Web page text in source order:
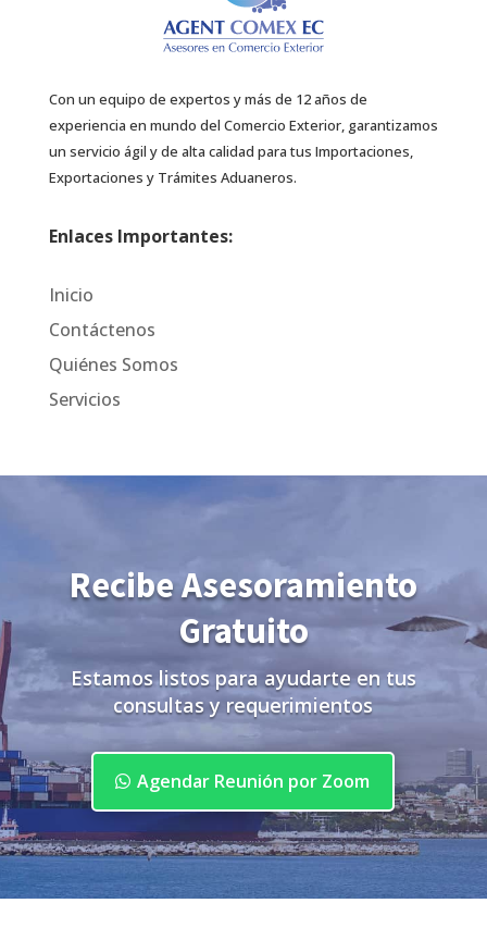
Con un equipo de expertos y más de 12 años de
experiencia en mundo del Comercio Exterior, garantizamos
un servicio ágil y de alta calidad para tus Importaciones,
Exportaciones y Trámites Aduaneros.
Enlaces Importantes:
Inicio
Contáctenos
Quiénes Somos
Servicios
Recibe Asesoramiento
Gratuito
Estamos listos para ayudarte en tus
consultas y requerimientos
Agendar Reunión por Zoom